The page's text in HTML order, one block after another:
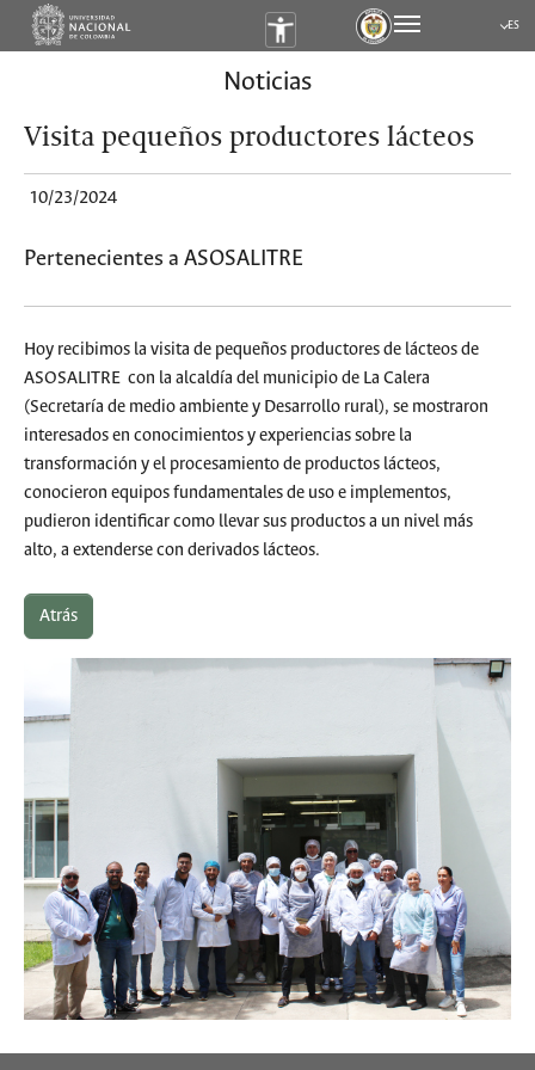
ES
Noticias
Visita pequeños productores lácteos
10/23/2024
Pertenecientes a ASOSALITRE
Hoy recibimos la visita de pequeños productores de lácteos de
ASOSALITRE con la alcaldía del municipio de La Calera
(Secretaría de medio ambiente y Desarrollo rural), se mostraron
interesados en conocimientos y experiencias sobre la
transformación y el procesamiento de productos lácteos,
conocieron equipos fundamentales de uso e implementos,
pudieron identificar como llevar sus productos a un nivel más
alto, a extenderse con derivados lácteos.
Atrás